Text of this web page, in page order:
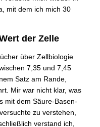
mit dem ich mich 30
der Zelle
über Zellbiologie
7,35 und 7,45
Satz am Rande,
Mir war nicht klar, was
mit dem Säure-Basen-
zu verstehen,
verstand ich,